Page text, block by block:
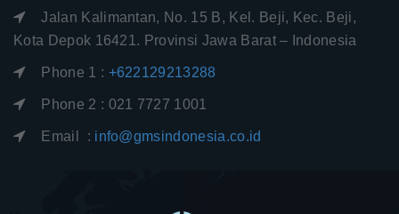
Jalan Kalimantan, No. 15 B, Kel. Beji, Kec. Beji,
Kota Depok 16421. Provinsi Jawa Barat – Indonesia
Phone 1 : +622129213288
Phone 2 : 021 7727 1001
Email : info@gmsindonesia.co.id